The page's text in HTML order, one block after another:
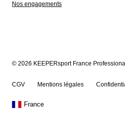
Nos engagements
© 2026 KEEPERsport France
CGV Mentions légales
France